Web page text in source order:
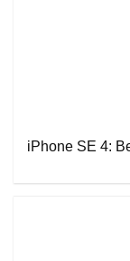
iPhone SE 4: